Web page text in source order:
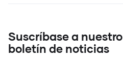
Suscríbase a nuestro
boletín de noticias